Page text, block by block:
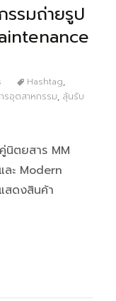
รรมถ่ายรูป
Hashtag,
รอุตสาหกรรม, ลุ้นรับ
นิตยสาร MM
ะ Modern
สดงสินค้า